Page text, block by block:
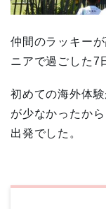
仲間のラッキー
ニアで過ごした7
初めての海外体
が少なかったか
出発でした。